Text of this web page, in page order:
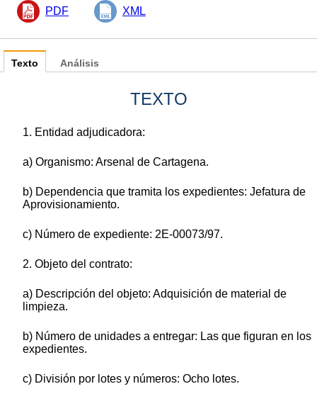
PDF XML
Texto
TEXTO
1. Entidad adjudicadora:
a) Organismo: Arsenal de Cartagena.
b) Dependencia que tramita los expedientes: Jefatura de
Aprovisionamiento.
c) Número de expediente: 2E-00073/97.
2. Objeto del contrato:
a) Descripción del objeto: Adquisición de material de
limpieza.
b) Número de unidades a entregar: Las que figuran en los
expedientes.
c) División por lotes y números: Ocho lotes.
Análisis